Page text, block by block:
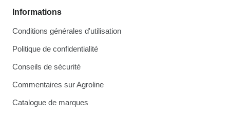
Informations
Conditions générales d'utilisation
Politique de confidentialité
Conseils de sécurité
Commentaires sur Agroline
Catalogue de marques